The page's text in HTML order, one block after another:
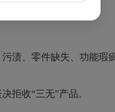
、零件缺失、功能瑕
拒收“三无”产品。